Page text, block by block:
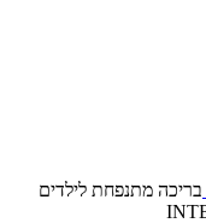
בריכה מתנפחת לילדים